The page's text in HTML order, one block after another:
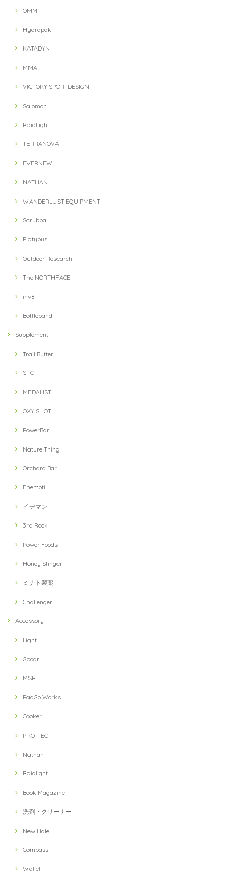
OMM
Hydrapak
KATADYN
MMA
VICTORY SPORTDESIGN
Salomon
RaidLight
TERRANOVA
EVERNEW
NATHAN
WANDERLUST EQUIPMENT
Scrubba
Platypus
Outdoor Research
The NORTHFACE
inv8
Bottleband
Supplement
Trail Butter
STC
MEDALIST
OXY SHOT
PowerBar
Nature Thing
Orchard Bar
Enemoti
イデマン
3rd Rock
Power Foods
Honey Stinger
ミナト製薬
Challenger
Accessory
Light
Goodr
MSR
PaaGo Works
Cooker
PRO-TEC
Nathan
Raidlight
Book Magazine
洗剤・クリーナー
New Hale
Compass
Wallet